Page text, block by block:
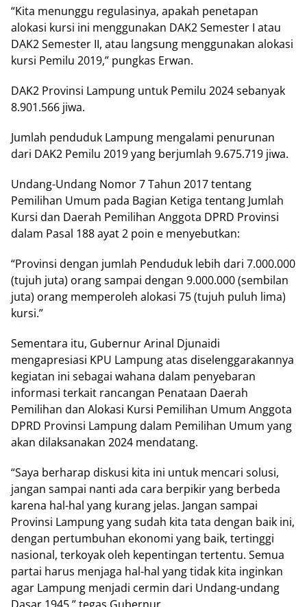
“Kita menunggu regulasinya, apakah penetapan
alokasi kursi ini menggunakan DAK2 Semester I atau
DAK2 Semester II, atau langsung menggunakan alokasi
kursi Pemilu 2019,” pungkas Erwan.
DAK2 Provinsi Lampung untuk Pemilu 2024 sebanyak
8.901.566 jiwa.
Jumlah penduduk Lampung mengalami penurunan
dari DAK2 Pemilu 2019 yang berjumlah 9.675.719 jiwa.
Undang-Undang Nomor 7 Tahun 2017 tentang
Pemilihan Umum pada Bagian Ketiga tentang Jumlah
Kursi dan Daerah Pemilihan Anggota DPRD Provinsi
dalam Pasal 188 ayat 2 poin e menyebutkan:
“Provinsi dengan jumlah Penduduk lebih dari 7.000.000
(tujuh juta) orang sampai dengan 9.000.000 (sembilan
juta) orang memperoleh alokasi 75 (tujuh puluh lima)
kursi.”
Sementara itu, Gubernur Arinal Djunaidi
mengapresiasi KPU Lampung atas diselenggarakannya
kegiatan ini sebagai wahana dalam penyebaran
informasi terkait rancangan Penataan Daerah
Pemilihan dan Alokasi Kursi Pemilihan Umum Anggota
DPRD Provinsi Lampung dalam Pemilihan Umum yang
akan dilaksanakan 2024 mendatang.
“Saya berharap diskusi kita ini untuk mencari solusi,
jangan sampai nanti ada cara berpikir yang berbeda
karena hal-hal yang kurang jelas. Jangan sampai
Provinsi Lampung yang sudah kita tata dengan baik ini,
dengan pertumbuhan ekonomi yang baik, tertinggi
nasional, terkoyak oleh kepentingan tertentu. Semua
partai harus menjaga hal-hal yang tidak kita inginkan
agar Lampung menjadi cermin dari Undang-undang